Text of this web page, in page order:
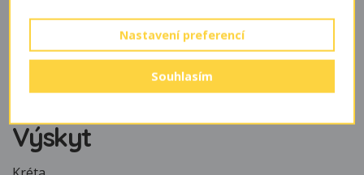
semena, trávy, listí, ale i hmyz a plži
Dožívá se
Výskyt
Nastavení preferencí
Souhlasím